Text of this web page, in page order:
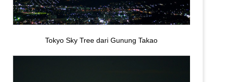
Tokyo Sky Tree dari Gunung Takao